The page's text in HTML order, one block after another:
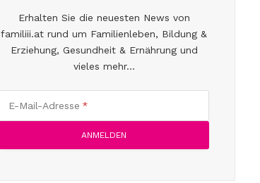
Erhalten Sie die neuesten News von
familiii.at rund um Familienleben, Bildung &
Erziehung, Gesundheit & Ernährung und
vieles mehr...
E-Mail-Adresse